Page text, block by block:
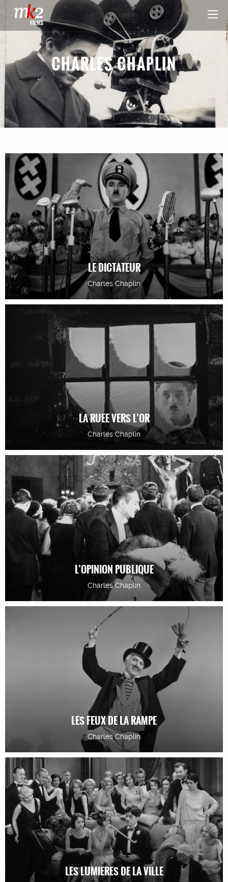
CHARLES CHAPLIN
LE DICTATEUR
Charles Chaplin
LA RUEE VERS L’OR
Charles Chaplin
L’OPINION PUBLIQUE
Charles Chaplin
LES FEUX DE LA RAMPE
Charles Chaplin
LES LUMIERES DE LA VILLE